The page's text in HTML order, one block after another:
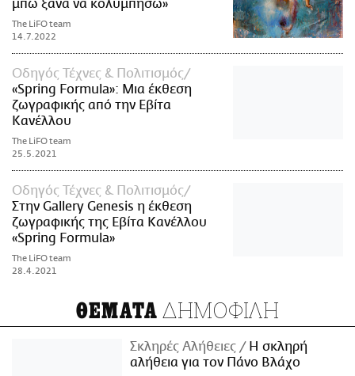
μπω ξανά να κολυμπήσω»
The LiFO team
14.7.2022
Οδηγός Τέχνες & Πολιτισμός
«Spring Formula»: Μια έκθεση
ζωγραφικής από την Εβίτα
Κανέλλου
The LiFO team
25.5.2021
Οδηγός Τέχνες & Πολιτισμός
Στην Gallery Genesis η έκθεση
ζωγραφικής της Εβίτα Κανέλλου
«Spring Formula»
The LiFO team
28.4.2021
ΘΕΜΑΤΑ ΔΗΜΟΦΙΛΗ
Σκληρές Αλήθειες
H σκληρή
αλήθεια για τον Πάνο Βλάχο